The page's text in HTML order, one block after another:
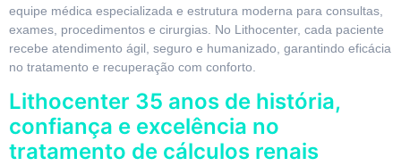
equipe médica especializada e estrutura moderna para consultas,
exames, procedimentos e cirurgias. No Lithocenter, cada paciente
recebe atendimento ágil, seguro e humanizado, garantindo eficácia
no tratamento e recuperação com conforto.
Lithocenter 35 anos de história,
confiança e excelência no
tratamento de cálculos renais